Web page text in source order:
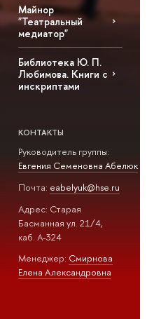
Майнор
"Театральный
медиатор"
Библиотека Ю. П.
Любимова. Книги с
инскриптами
КОНТАКТЫ
Руководитель группы:
Евгения Семеновна Абелюк
Почта: eabelyuk@hse.ru
Адрес: Старая
Басманная ул. 21/4,
каб. А-324
Менеджер: Смирнова
Елена Александровна